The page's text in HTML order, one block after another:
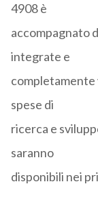
4908 è
accompagnato
integrate e
completamente
spese di
ricerca e
saranno
disponibili nei